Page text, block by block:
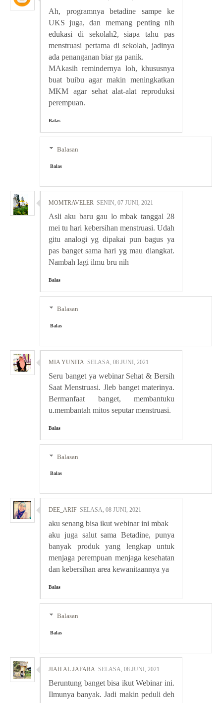
Ah, programnya betadine sampe ke
UKS juga, dan memang penting nih
edukasi di sekolah2, siapa tahu pas
menstruasi pertama di sekolah, jadinya
ada penanganan biar ga panik.
MAkasih remindernya loh, khususnya
buat buibu agar makin meningkatkan
MKM agar sehat alat-alat reproduksi
perempuan.
Balas
Balasan
Balas
MOMTRAVELER SENIN, 07 JUNI, 2021
Asli aku baru gau lo mbak tanggal 28
mei tu hari kebersihan menstruasi. Udah
gitu analogi yg dipakai pun bagus ya
pas banget sama hari yg mau diangkat.
Nambah lagi ilmu bru nih
Balas
Balasan
Balas
MIA YUNITA SELASA, 08 JUNI, 2021
Seru banget ya webinar Sehat & Bersih
Saat Menstruasi. Jleb banget materinya.
Bermanfaat banget, membantuku
u.membantah mitos seputar menstruasi.
Balas
Balasan
Balas
DEE_ARIF SELASA, 08 JUNI, 2021
aku senang bisa ikut webinar ini mbak
aku juga salut sama Betadine, punya
banyak produk yang lengkap untuk
menjaga perempuan menjaga kesehatan
dan kebersihan area kewanitaannya ya
Balas
Balasan
Balas
JIAH AL JAFARA SELASA, 08 JUNI, 2021
Beruntung banget bisa ikut Webinar ini.
Ilmunya banyak. Jadi makin peduli deh